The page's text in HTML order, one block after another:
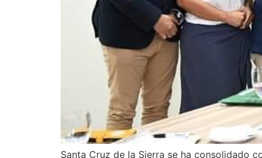
Santa Cruz de la Sierra se ha consolidado